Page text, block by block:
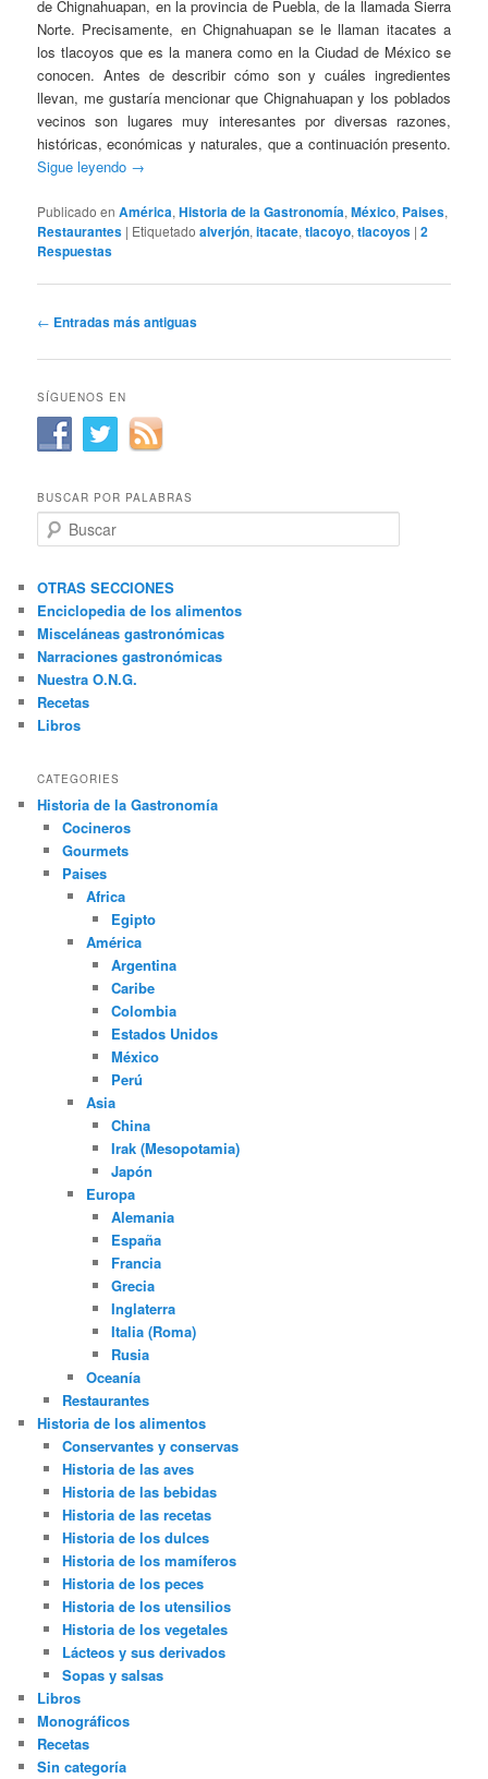
de Chignahuapan, en la provincia de Puebla, de la llamada Sierra
Norte. Precisamente, en Chignahuapan se le llaman itacates a
los tlacoyos que es la manera como en la Ciudad de México se
conocen. Antes de describir cómo son y cuáles ingredientes
llevan, me gustaría mencionar que Chignahuapan y los poblados
vecinos son lugares muy interesantes por diversas razones,
históricas, económicas y naturales, que a continuación presento.
Sigue leyendo →
Publicado en América,Historia de la Gastronomía,México, Paises,
Restaurantes | Etiquetado alverjón,itacate,tlacoyo,tlacoyos |2
Respuestas
Navegación
entradas
← Entradas más antiguas
SÍGUENOS EN
BUSCAR POR PALABRAS
u
c
a
r
OTRAS SECCIONES
Enciclopedia de los alimentos
Misceláneas gastronómicas
Narraciones gastronómicas
Nuestra O.N.G.
Recetas
Libros
CATEGORIES
Historia de la Gastronomía
Cocineros
Gourmets
Paises
Africa
Egipto
América
Argentina
Caribe
Colombia
Estados Unidos
México
Perú
Asia
China
Irak (Mesopotamia)
Japón
Europa
Alemania
España
Francia
Grecia
Inglaterra
Italia (Roma)
Rusia
Oceanía
Restaurantes
Historia de los alimentos
Conservantes y conservas
Historia de las aves
Historia de las bebidas
Historia de las recetas
Historia de los dulces
Historia de los mamíferos
Historia de los peces
Historia de los utensilios
Historia de los vegetales
Lácteos y sus derivados
Sopas y salsas
Libros
Monográficos
Recetas
Sin categoría